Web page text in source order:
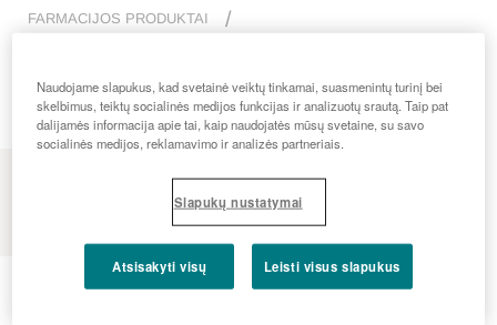
FARMACIJOS PRODUKTAI
Kvėpavimo sistema
Naudojame slapukus, kad svetainė veiktų tinkamai, suasmenintų turinį bei
skelbimus, teiktų socialinės medijos funkcijas ir analizuotų srautą. Taip pat
dalijamės informacija apie tai, kaip naudojatės mūsų svetaine, su savo
socialinės medijos, reklamavimo ir analizės partneriais.
Slapukų nustatymai
Atsisakyti visų Leisti visus slapukus